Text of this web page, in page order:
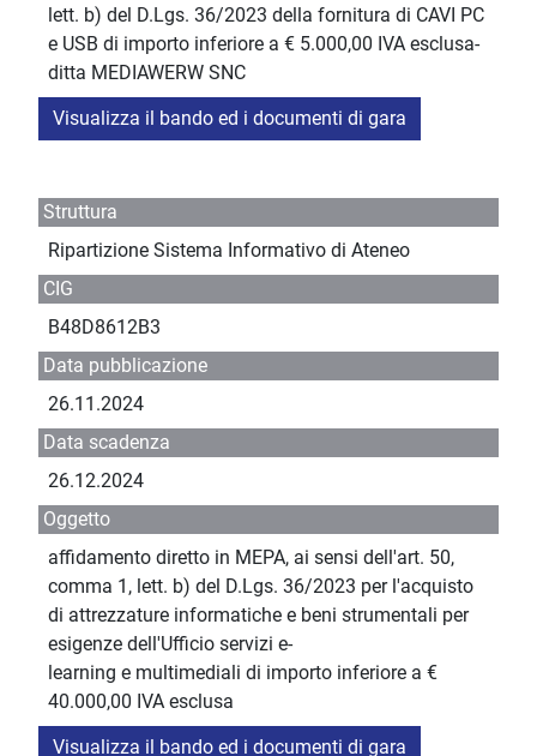
lett. b) del D.Lgs. 36/2023 della fornitura di CAVI PC
e USB di importo inferiore a € 5.000,00 IVA esclusa-
ditta MEDIAWERW SNC
Visualizza il bando ed i documenti di gara
Struttura
Ripartizione Sistema Informativo di Ateneo
CIG
B48D8612B3
Data pubblicazione
26.11.2024
Data scadenza
26.12.2024
Oggetto
affidamento diretto in MEPA, ai sensi dell'art. 50,
comma 1, lett. b) del D.Lgs. 36/2023 per l'acquisto
di attrezzature informatiche e beni strumentali per
esigenze dell'Ufficio servizi e-
learning e multimediali di importo inferiore a €
40.000,00 IVA esclusa
Visualizza il bando ed i documenti di gara